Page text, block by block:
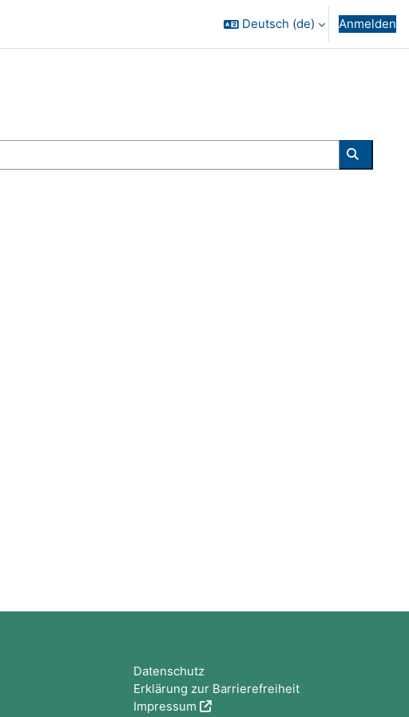
Deutsch ‎(de)‎ Anmelden
Kurse
Datenschutz
Erklärung zur Barrierefreiheit
Impressum